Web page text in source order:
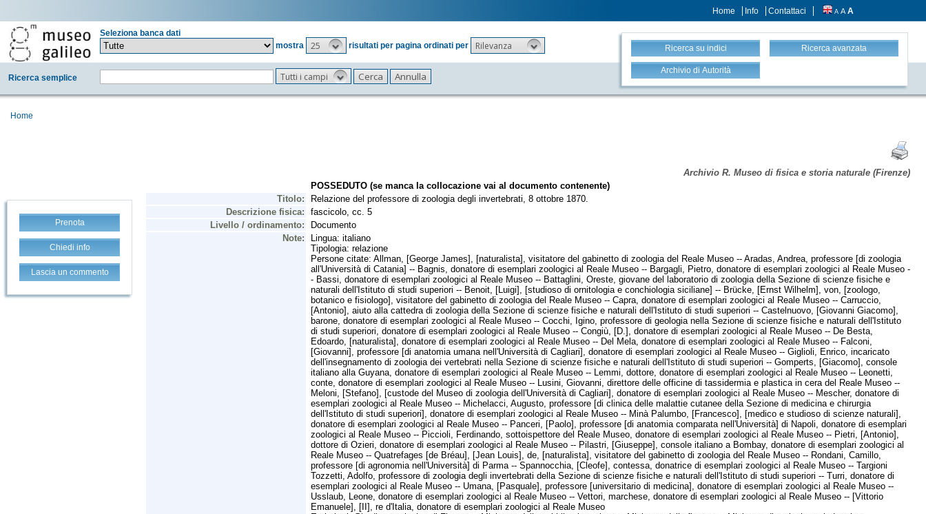
Home Info Contattaci A A A
Seleziona banca dati
mostra
25 risultati per pagina ordinati per Rilevanza
Ricerca semplice Tutti i campi
Ricerca su indici Ricerca avanzata
Archivio di Autorità
Home
Prenota
Chiedi info
Lascia un commento